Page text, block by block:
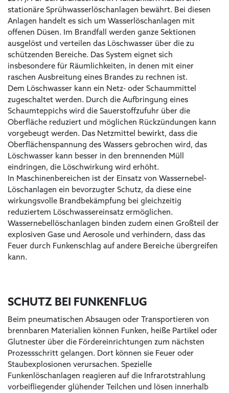
stationäre Sprühwasserlöschanlagen bewährt. Bei diesen
Anlagen handelt es sich um Wasserlöschanlagen mit
offenen Düsen. Im Brandfall werden ganze Sektionen
ausgelöst und verteilen das Löschwasser über die zu
schützenden Bereiche. Das System eignet sich
insbesondere für Räumlichkeiten, in denen mit einer
raschen Ausbreitung eines Brandes zu rechnen ist.
Dem Löschwasser kann ein Netz- oder Schaummittel
zugeschaltet werden. Durch die Aufbringung eines
Schaumteppichs wird die Sauerstoffzufuhr über die
Oberfläche reduziert und möglichen Rückzündungen kann
vorgebeugt werden. Das Netzmittel bewirkt, dass die
Oberflächenspannung des Wassers gebrochen wird, das
Löschwasser kann besser in den brennenden Müll
eindringen, die Löschwirkung wird erhöht.
In Maschinenbereichen ist der Einsatz von Wassernebel-
Löschanlagen ein bevorzugter Schutz, da diese eine
wirkungsvolle Brandbekämpfung bei gleichzeitig
reduziertem Löschwassereinsatz ermöglichen.
Wassernebellöschanlagen binden zudem einen Großteil der
explosiven Gase und Aerosole und verhindern, dass das
Feuer durch Funkenschlag auf andere Bereiche übergreifen
kann.
SCHUTZ BEI FUNKENFLUG
Beim pneumatischen Absaugen oder Transportieren von
brennbaren Materialien können Funken, heiße Partikel oder
Glutnester über die Fördereinrichtungen zum nächsten
Prozessschritt gelangen. Dort können sie Feuer oder
Staubexplosionen verursachen. Spezielle
Funkenlöschanlagen reagieren auf die Infrarotstrahlung
vorbeifliegender glühender Teilchen und lösen innerhalb